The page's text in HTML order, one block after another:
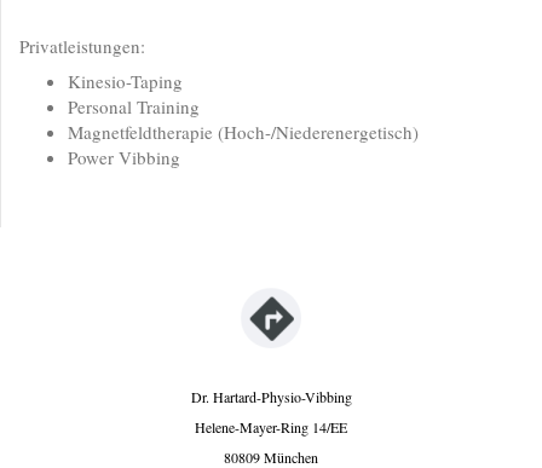
Privatleistungen:
Kinesio-Taping
Personal Training
Magnetfeldtherapie (Hoch-/Niederenergetisch)
Power Vibbing
Dr. Hartard-Physio-Vibbing
Helene-Mayer-Ring 14/EE
80809München